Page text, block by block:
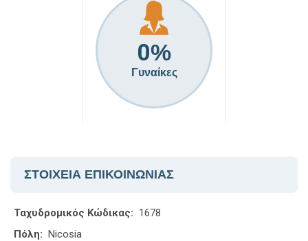
0%
Γυναίκες
ΣΤΟΙΧΕΙΑ ΕΠΙΚΟΙΝΩΝΙΑΣ
Ταχυδρομικός Κώδικας: 1678
Πόλη: Nicosia